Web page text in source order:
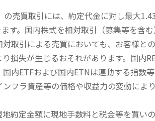
売買取引には、約定代金に対し最大
す。国内株式を相対取引（募集等を含
取引による売買においても、お客様と
損失が生じるおそれがあります。国内
内ETFおよび国内ETNは連動する指数
フラ資産等の価格や収益力の変動によ
約定金額に現地手数料と税金等を買い